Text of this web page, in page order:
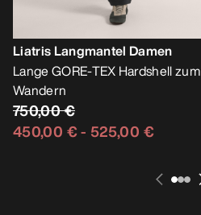
Liatris Langmantel Damen
Lange GORE-TEX Hardshell zum
Wandern
750,00 €
450,00 €- 525,00 €